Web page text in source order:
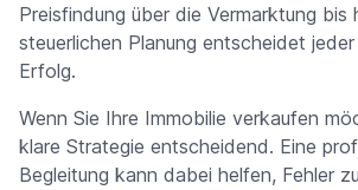
Preisfindung über die Vermarktung bis
steuerlichen Planung entscheidet
Erfolg.
Wenn Sie Ihre Immobilie verkaufen
klare Strategie entscheidend. Eine
Begleitung kann dabei helfen, Fehler